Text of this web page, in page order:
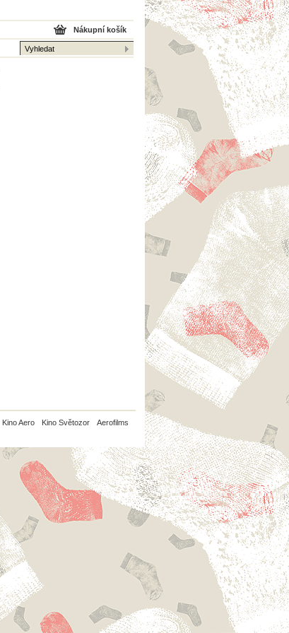
Nákupní košík
Kino Aero Kino Světozor Aerofilms